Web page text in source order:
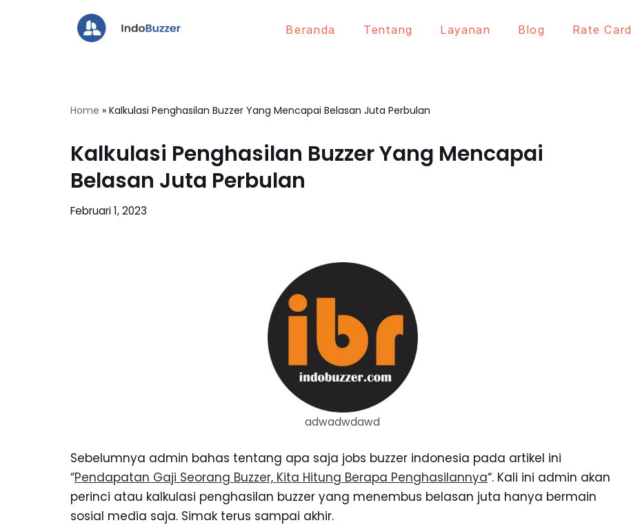
Beranda Tentang Layanan Blog Rate Card
Home » Kalkulasi Penghasilan Buzzer Yang Mencapai Belasan Juta Perbulan
Kalkulasi Penghasilan Buzzer Yang Mencapai
Belasan Juta Perbulan
Februari 1, 2023
adwadwdawd
Sebelumnya admin bahas tentang apa saja jobs buzzer indonesia pada artikel ini
“Pendapatan Gaji Seorang Buzzer, Kita Hitung Berapa Penghasilannya“. Kali ini admin akan
perinci atau kalkulasi penghasilan buzzer yang menembus belasan juta hanya bermain
sosial media saja. Simak terus sampai akhir.